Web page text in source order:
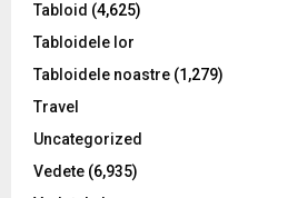
Tabloid (4,625)
Tabloidele lor
Tabloidele noastre (1,279)
Travel
Uncategorized
Vedete (6,935)